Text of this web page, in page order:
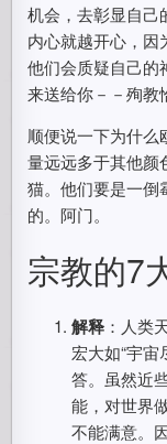
机会，去彰显自己
内心就越开心，因
他们会质疑自己的
来送给你－－殉教
顺便说一下为什么
量远远多于其他颜
猫。他们要是一倒
的。阿门。
宗教的7
解释 ：人类
宏大如“宇
答。虽然近
能，对世界
不能满意。